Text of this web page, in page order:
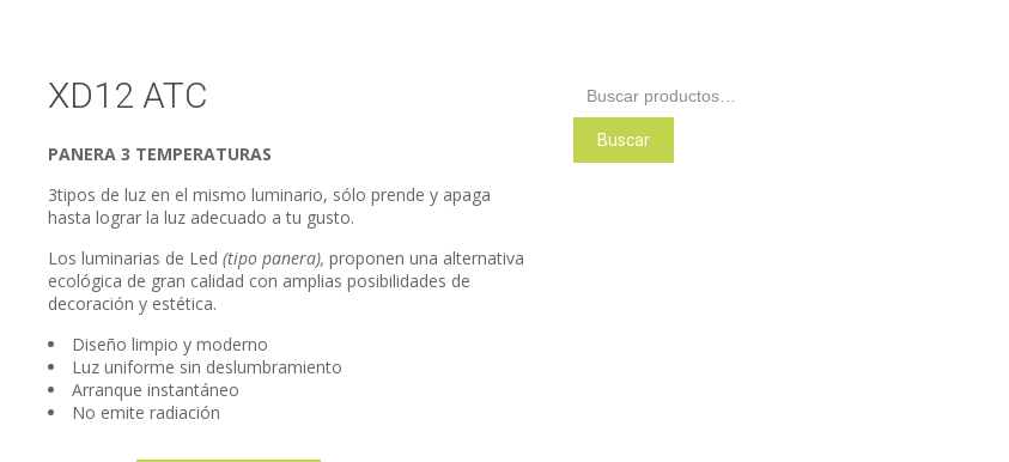
XD12 ATC
PANERA 3 TEMPERATURAS
3tipos de luz en el mismo luminario, sólo prende y apaga
hasta lograr la luz adecuado a tu gusto.
Los luminarias de Led (tipo panera), proponen una alternativa
ecológica de gran calidad con amplias posibilidades de
decoración y estética.
Diseño limpio y moderno
Luz uniforme sin deslumbramiento
Arranque instantáneo
No emite radiación
por:
Buscar